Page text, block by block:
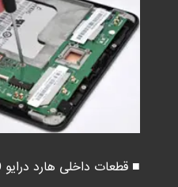
■ قطعات داخلی هارد درایو HDD